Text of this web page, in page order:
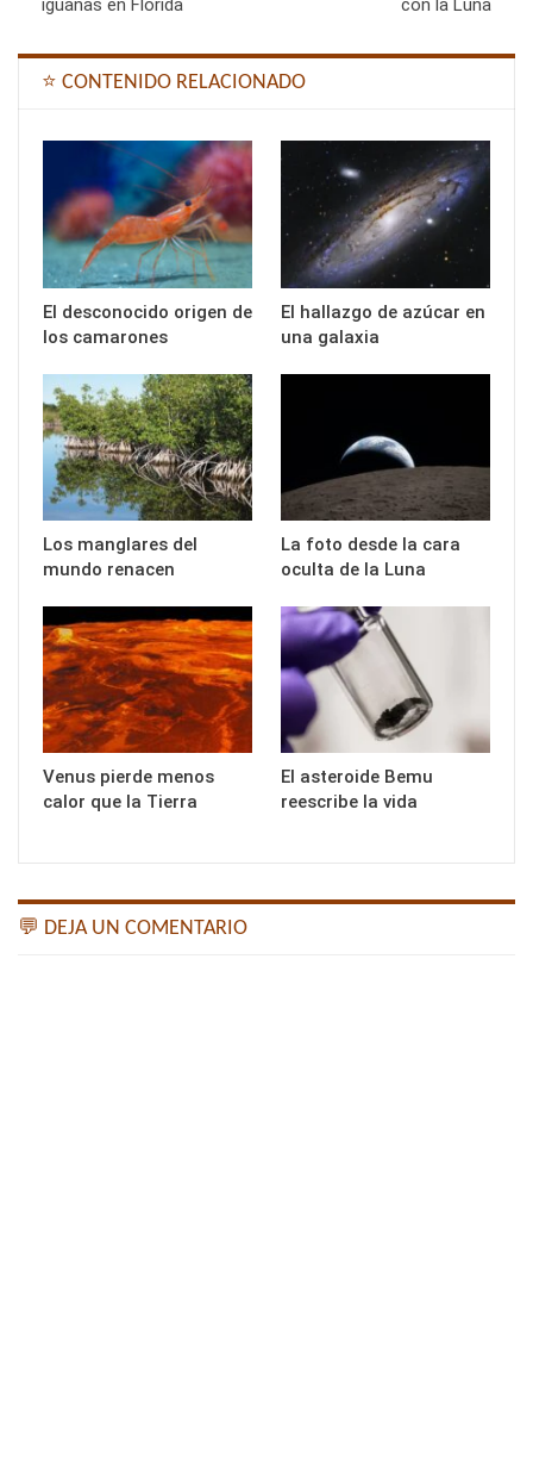
iguanas en Florida con la Luna
⭐ CONTENIDO RELACIONADO
El desconocido origen de
los camarones
El hallazgo de azúcar en
una galaxia
Los manglares del
mundo renacen
La foto desde la cara
oculta de la Luna
Venus pierde menos
calor que la Tierra
El asteroide Bemu
reescribe la vida
💬 DEJA UN COMENTARIO